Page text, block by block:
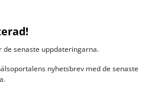
de senaste uppdateringarna.
nyhetsbrev med de senaste